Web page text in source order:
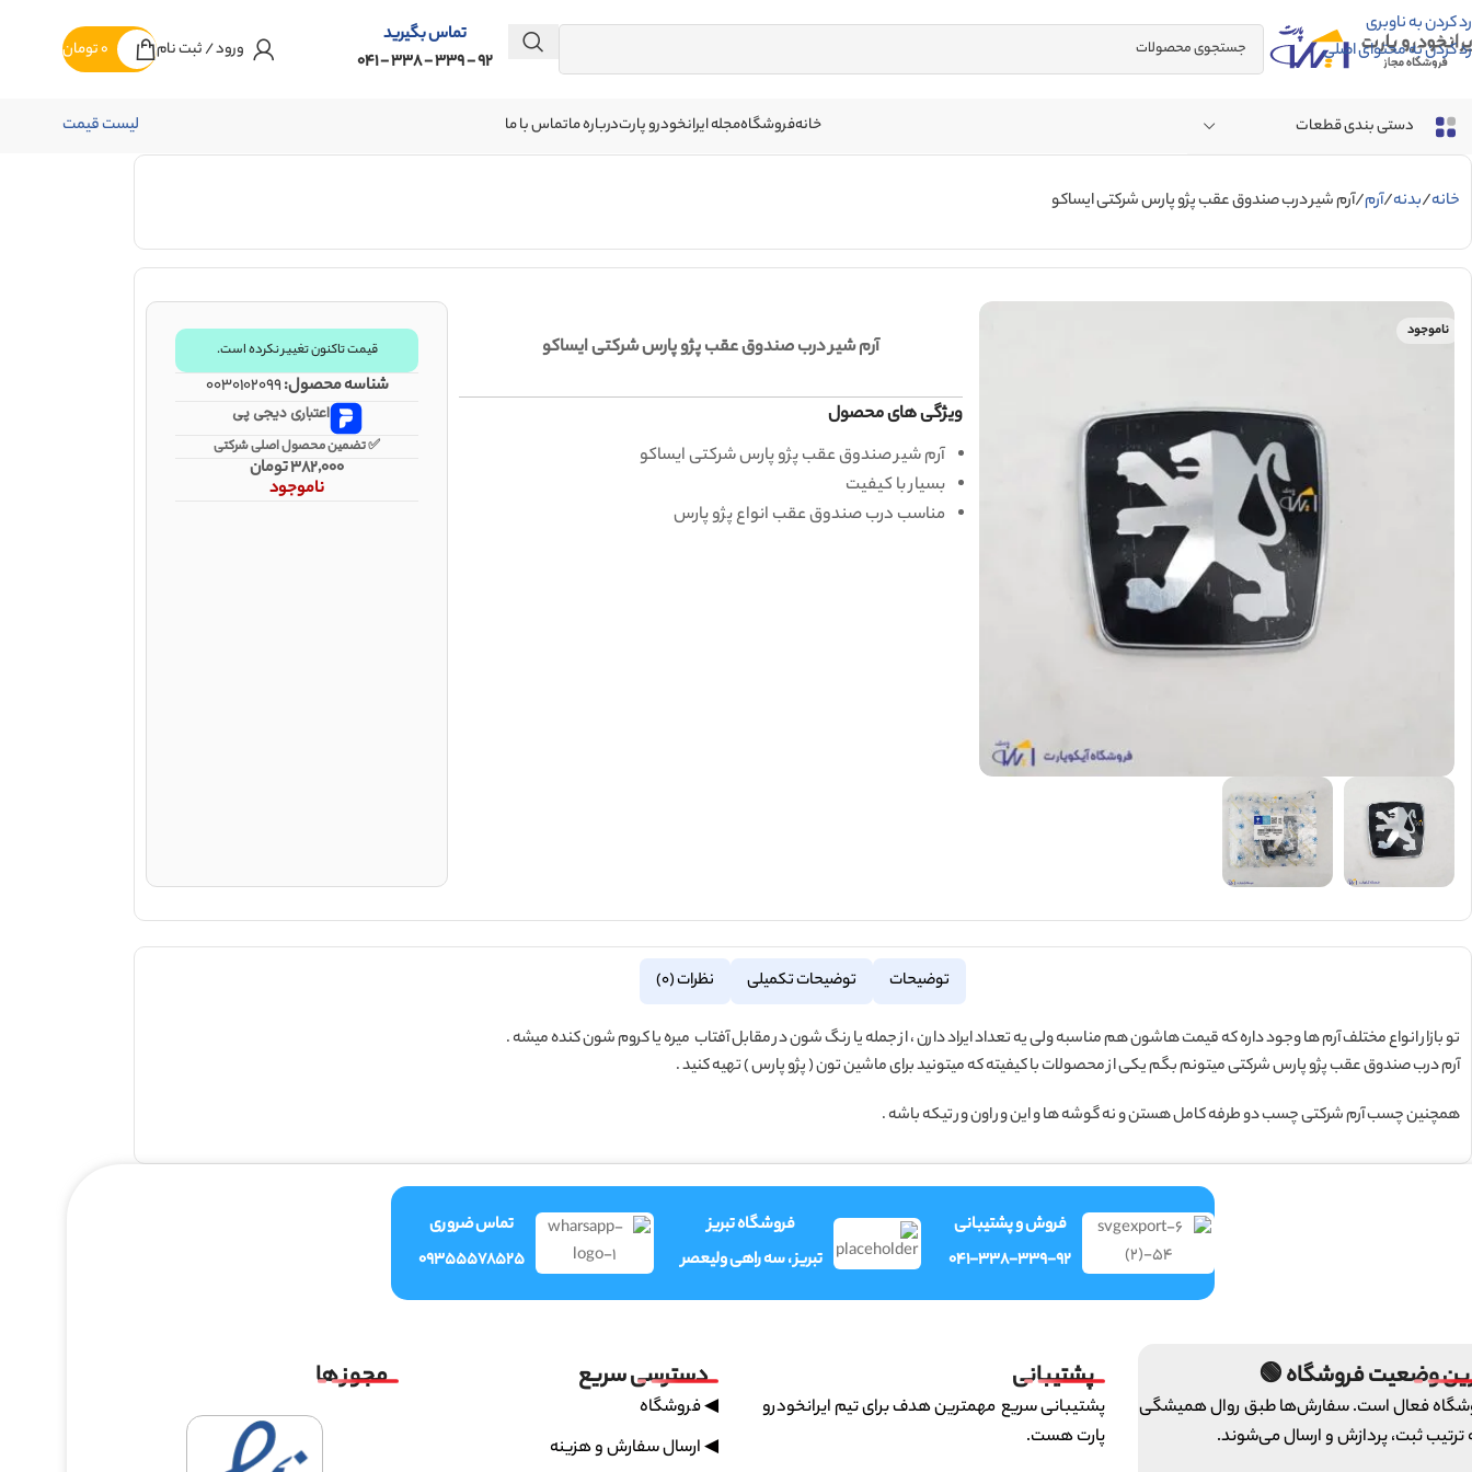
رد کردن به ناوبری
رد کردن به محتوای اصلی
تماس بگیرید
92 - 339 - 338 - 041
ورود / ثبت نام 0تومان
دستی بندی قطعات خانهفروشگاهمجله ایرانخودرو پارتدرباره ماتماس با ما لیست قیمت
خانه بدنه آرم آرم شیر درب صندوق عقب پژو پارس شرکتی ایساکو
ناموجود
آرم شیر درب صندوق عقب پژو پارس شرکتی ایساکو
ویژگی های محصول
آرم شیر صندوق عقب پژو پارس شرکتی ایساکو
بسیار با کیفیت
مناسب درب صندوق عقب انواع پژو پارس
قیمت تاکنون تغییر نکرده است.
شناسه محصول:0030102099
اعتباری دیجی پی
✅ تضمین محصول اصلی شرکتی
382,000تومان
ناموجود
توضیحات توضیحات تکمیلی نظرات (0)
تو بازار انواع مختلف آرم ها وجود داره که قیمت هاشون هم مناسبه ولی یه تعداد ایراد دارن ، از جمله یا رنگ شون در مقابل آفتاب میره یا کروم شون کنده میشه .
آرم درب صندوق عقب پژو پارس شرکتی میتونم بگم یکی از محصولات با کیفیته که میتونید برای ماشین تون ( پژو پارس ) تهیه کنید .
همچنین چسب آرم شرکتی چسب دو طرفه کامل هستن و نه گوشه ها و این ور اون ور تیکه باشه .
فروش و پشتیبانی
041-338-339-92
فروشگاه تبریز
تبریز ، سه راهی ولیعصر
تماس ضروری
09355578525
وضعیت فروشگاه 🟢
فعال است. سفارش‌ها طبق روال همیشگی
ترتیب ثبت، پردازش و ارسال می‌شوند.
پشتیبانی
پشتیبانی سریع مهمترین هدف برای تیم ایرانخودرو
پارت هست.
دسترسی سریع
◀ فروشگاه
◀ ارسال سفارش و هزینه
مجوز ها